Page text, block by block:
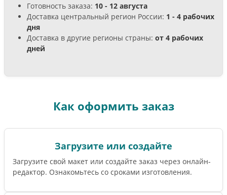
Готовность заказа: 10 - 12 августа
Доставка центральный регион России: 1 - 4 рабочих
дня
Доставка в другие регионы страны: от 4 рабочих
дней
Как оформить заказ
Загрузите или создайте
Загрузите свой макет или создайте заказ через онлайн-
редактор. Ознакомьтесь со сроками изготовления.